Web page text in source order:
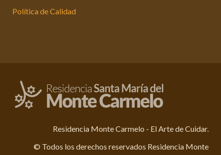
Política de Calidad
Residencia Monte Carmelo - El Arte de Cuidar.
© Todos los derechos reservados Residencia Monte